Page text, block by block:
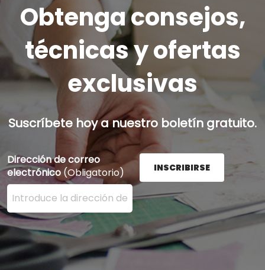
Obtenga consejos,
técnicas y ofertas
exclusivas
Suscríbete hoy a nuestro boletín gratuito.
Dirección de correo
electrónico (Obligatorio)
Ingrese su dirección de correo electrónico aquí y
INSCRIBIRSE